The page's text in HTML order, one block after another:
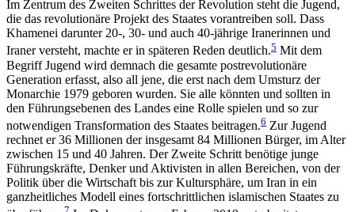
Im Zentrum des Zweiten Schrittes der Revolution steht die Jugend,
die das revolutionäre Projekt des Staates vorantreiben soll. Dass
Khamenei darunter 20-, 30- und auch 40-jährige Iranerinnen und
Iraner ver­steht, machte er in späteren Reden deutlich.5 Mit dem
Begriff Jugend wird demnach die gesamte postrevolutionäre
Generation erfasst, also all jene, die erst nach dem Umsturz der
Monarchie 1979 geboren wurden. Sie alle könnten und sollten in
den Führungsebenen des Landes eine Rolle spielen und so zur
notwendigen Transformation des Staates beitragen.6 Zur Jugend
rechnet er 36 Millionen der insgesamt 84 Millionen Bürger, im Alter
zwischen 15 und 40 Jahren. Der Zweite Schritt benötige junge
Führungskräfte, Denker und Aktivisten in allen Bereichen, von der
Politik über die Wirtschaft bis zur Kultursphäre, um Iran in ein
ganzheitliches Modell eines fortschrittlichen islamischen Staates zu